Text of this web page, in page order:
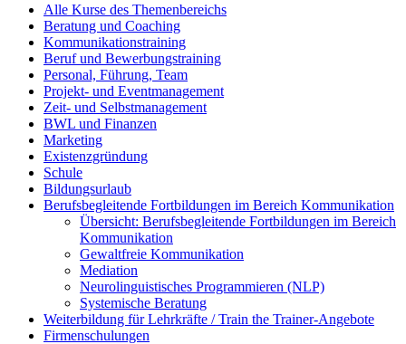
Alle Kurse des Themenbereichs
Beratung und Coaching
Kommunikationstraining
Beruf und Bewerbungstraining
Personal, Führung, Team
Projekt- und Eventmanagement
Zeit- und Selbstmanagement
BWL und Finanzen
Marketing
Existenzgründung
Schule
Bildungsurlaub
Berufsbegleitende Fortbildungen im Bereich Kommunikation
Übersicht: Berufsbegleitende Fortbildungen im Bereich
Kommunikation
Gewaltfreie Kommunikation
Mediation
Neurolinguistisches Programmieren (NLP)
Systemische Beratung
Weiterbildung für Lehrkräfte / Train the Trainer-Angebote
Firmenschulungen